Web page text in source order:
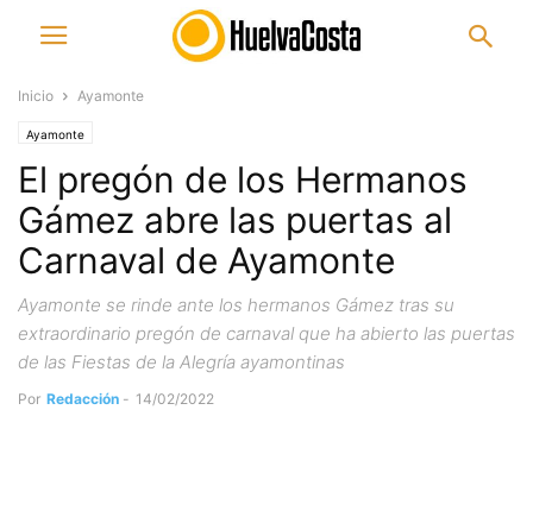
Inicio Ayamonte
Ayamonte
El pregón de los Hermanos
Gámez abre las puertas al
Carnaval de Ayamonte
Ayamonte se rinde ante los hermanos Gámez tras su
extraordinario pregón de carnaval que ha abierto las puertas
de las Fiestas de la Alegría ayamontinas
Por Redacción - 14/02/2022